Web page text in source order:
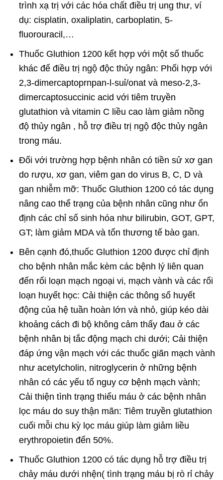
trình xạ trị với các hóa chất điều trị ung thư, ví
dụ: cisplatin, oxaliplatin, carboplatin, 5-
fluorouracil,…
Thuốc Gluthion 1200 kết hợp với một số thuốc
khác để điều trị ngộ độc thủy ngân: Phối hợp với
2,3-dimercaptoprnpan-l-suỉ/onat và meso-2,3-
dimercaptosuccinic acid với tiêm truyền
glutathion và vitamin C liều cao làm giảm nồng
độ thủy ngân , hỗ trợ điều trị ngộ độc thủy ngân
trong máu.
Đối với trường hợp bệnh nhân có tiền sử xơ gan
do rượu, xơ gan, viêm gan do virus B, C, D và
gan nhiễm mỡ: Thuốc Gluthion 1200 có tác dụng
nâng cao thể trạng của bệnh nhân cũng như ổn
định các chỉ số sinh hóa như bilirubin, GOT, GPT,
GT; làm giảm MDA và tổn thương tế bào gan.
Bên cạnh đó,thuốc Gluthion 1200 được chỉ định
cho bệnh nhân mắc kèm các bệnh lý liên quan
đến rối loạn mạch ngoại vi, mạch vành và các rối
loạn huyết học: Cải thiện các thông số huyết
động của hệ tuần hoàn lớn và nhỏ, giúp kéo dài
khoảng cách đi bộ không cảm thấy đau ở các
bệnh nhân bị tắc động mạch chi dưới; Cải thiện
đáp ứng vận mạch với các thuốc giãn mạch vành
như acetylcholin, nitroglycerin ở những bệnh
nhân có các yếu tố nguy cơ bệnh mạch vành;
Cải thiện tình trạng thiếu máu ở các bệnh nhân
lọc máu do suy thận mãn: Tiêm truyền glutathion
cuối mỗi chu kỳ lọc máu giúp làm giảm liều
erythropoietin đến 50%.
Thuốc Gluthion 1200 có tác dụng hỗ trợ điều trị
chảy máu dưới nhện( tình trạng máu bị rò rỉ chảy